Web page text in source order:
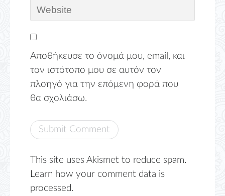
Αποθήκευσε το όνομά μου, email, και
τον ιστότοπο μου σε αυτόν τον
πλοηγό για την επόμενη φορά που
θα σχολιάσω.
This site uses Akismet to reduce spam.
Learn how your comment data is
processed.